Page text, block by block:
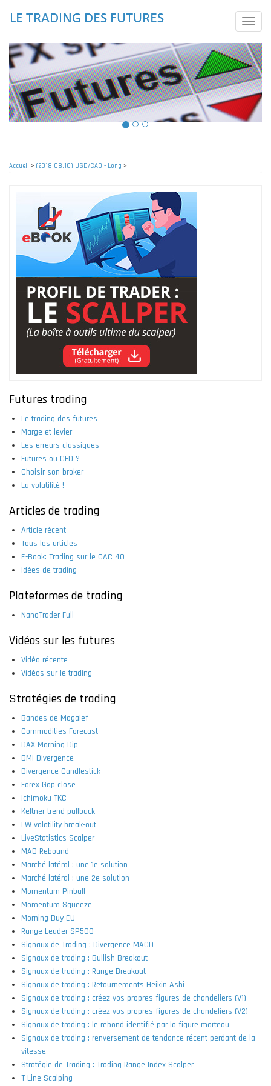
principal
Toggle
Accueil > (2018.08.10) USD/CAD - Long >
Futures trading
Le trading des futures
Marge et levier
Les erreurs classiques
Futures ou CFD ?
Choisir son broker
La volatilité !
Articles de trading
Article récent
Tous les articles
E-Book: Trading sur le CAC 40
Idées de trading
Plateformes de trading
NanoTrader Full
Vidéos sur les futures
Vidéo récente
Vidéos sur le trading
Stratégies de trading
Bandes de Mogalef
Commodities Forecast
DAX Morning Dip
DMI Divergence
Divergence Candlestick
Forex Gap close
Ichimoku TKC
Keltner trend pullback
LW volatility break-out
LiveStatistics Scalper
MAD Rebound
Marché latéral : une 1e solution
Marché latéral : une 2e solution
Momentum Pinball
Momentum Squeeze
Morning Buy EU
Range Leader SP500
Signaux de Trading : Divergence MACD
Signaux de trading : Bullish Breakout
Signaux de trading : Range Breakout
Signaux de trading : Retournements Heikin Ashi
Signaux de trading : créez vos propres figures de chandeliers (V1)
Signaux de trading : créez vos propres figures de chandeliers (V2)
Signaux de trading : le rebond identifié par la figure marteau
Signaux de trading : renversement de tendance récent perdant de la
vitesse
Stratégie de Trading : Trading Range Index Scalper
T-Line Scalping